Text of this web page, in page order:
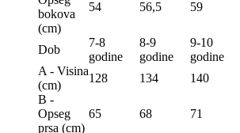
bokova
(сm)
54 56,5 59
Dob
7-8
godine
8-9
godine
9-10
godine
A - Visina
(сm)
128 134 140
B -
Opseg
prsa (сm)
65 68 71